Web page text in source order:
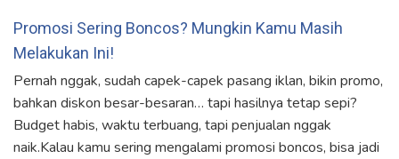
Promosi Sering Boncos? Mungkin Kamu Masih
Melakukan Ini!
Pernah nggak, sudah capek-capek pasang iklan, bikin promo,
bahkan diskon besar-besaran… tapi hasilnya tetap sepi?
Budget habis, waktu terbuang, tapi penjualan nggak
naik.Kalau kamu sering mengalami promosi boncos, bisa jadi